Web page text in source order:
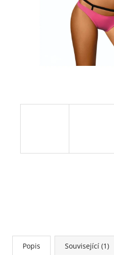
Popis Související (1)